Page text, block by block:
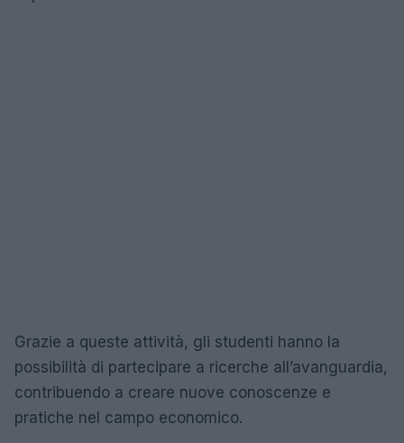
Grazie a queste attività, gli studenti hanno la
possibilità di partecipare a ricerche all’avanguardia,
contribuendo a creare nuove conoscenze e
pratiche nel campo economico.